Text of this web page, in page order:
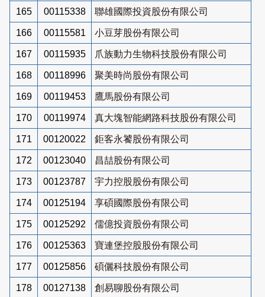
165 00115338 聯雄國際投資股份有限公司
166 00115581 小豆芽股份有限公司
167 00115935 爪族動力生物科技股份有限公司
168 00118996 聚美時尚股份有限公司
169 00119453 鷹馬股份有限公司
170 00119974 真大塊智能網路科技股份有限公司
171 00120022 鉅客永饕股份有限公司
172 00123040 昌喆股份有限公司
173 00123787 宇力控股股份有限公司
174 00125194 享碩國際股份有限公司
175 00125292 儒億投資股份有限公司
176 00125363 寶連堡控股股份有限公司
177 00125856 碩儷科技股份有限公司
178 00127138 創易聊股份有限公司